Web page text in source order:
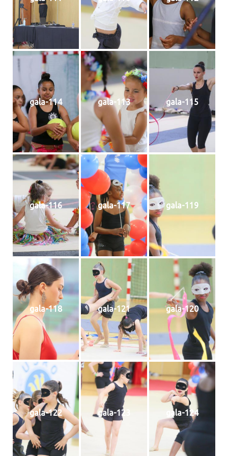
gala-114 gala-113 gala-115
gala-116 gala-117 gala-119
gala-118 gala-121 gala-120
gala-122 gala-123 gala-124